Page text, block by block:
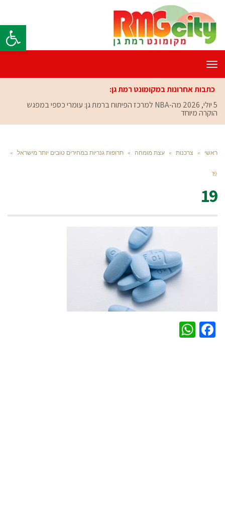
פתח
תפריט
כתבות אחרונות במקומונט רמת גן:
5 יולי, 2026
מה-NBA למרכז הפיתוח ברמת גן: עומרי כספי במפגש
הוקרה מיוחד
ראשי » צרכנות » עצת מומחה » תרופות גנריות במחירים טובים יותר מישראל »
19
19
Facebook